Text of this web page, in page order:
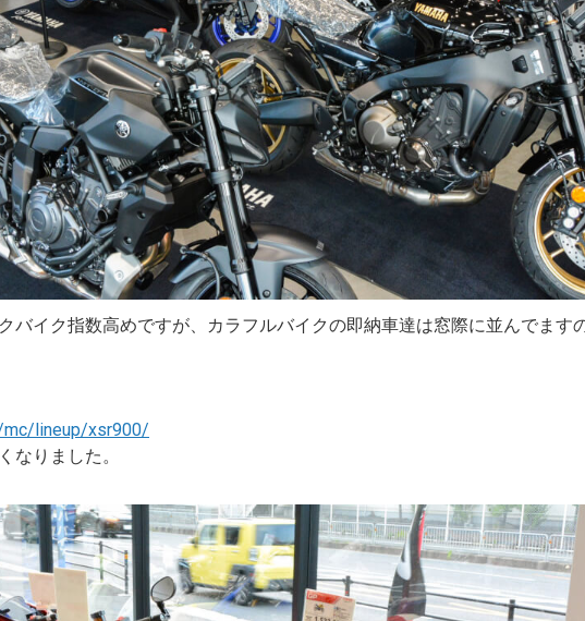
バイク指数高めですが、カラフルバイクの即納車達は窓際に並んでます
mc/lineup/xsr900/
なりました。